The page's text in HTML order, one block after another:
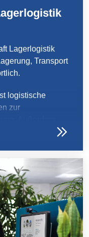
Lagerlogistik
Transport
logistische
zur